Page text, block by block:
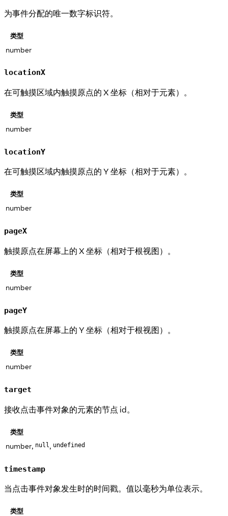
为事件分配的唯一数字标识符。
类型
number
locationX
在可触摸区域内触摸原点的 X 坐标（相对于元素）。
类型
number
locationY
在可触摸区域内触摸原点的 Y 坐标（相对于元素）。
类型
number
pageX
触摸原点在屏幕上的 X 坐标（相对于根视图）。
类型
number
pageY
触摸原点在屏幕上的 Y 坐标（相对于根视图）。
类型
number
target
接收点击事件对象的元素的节点 id。
类型
number, null , undefined
timestamp
当点击事件对象发生时的时间戳。值以毫秒为单位表示。
类型